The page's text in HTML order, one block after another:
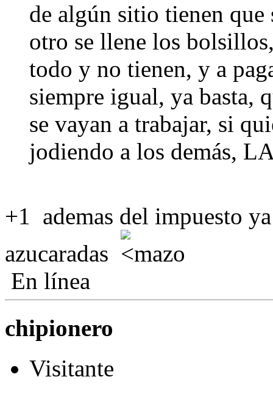
de algún sitio tienen que
otro se llene los
todo y no tienen, y a
siempre igual, ya basta,
se vayan a trabajar, si
jodiendo a los demás,
+1 ademas del impuesto
azucaradas
En línea
chipionero
Visitante